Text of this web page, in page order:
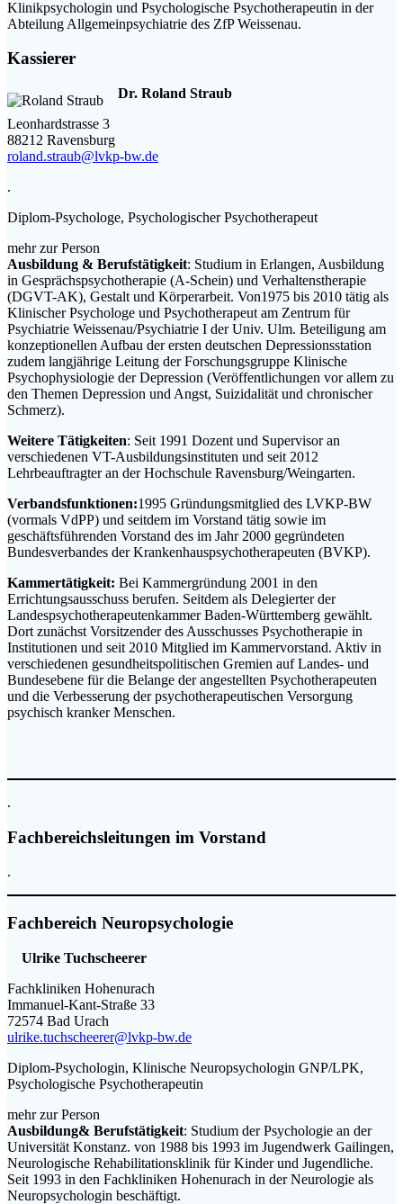
Klinikpsychologin und Psychologische Psychotherapeutin in der
Abteilung Allgemeinpsychiatrie des ZfP Weissenau.
Kassierer
Dr. Roland Straub
Leonhardstrasse 3
88212 Ravensburg
roland.straub@lvkp-bw.de
.
Diplom-Psychologe, Psychologischer Psychotherapeut
mehr zur Person
Ausbildung & Berufstätigkeit: Studium in Erlangen, Ausbildung
in Gesprächspsychotherapie (A-Schein) und Verhaltenstherapie
(DGVT-AK), Gestalt und Körperarbeit. Von1975 bis 2010 tätig als
Klinischer Psychologe und Psychotherapeut am Zentrum für
Psychiatrie Weissenau/Psychiatrie I der Univ. Ulm. Beteiligung am
konzeptionellen Aufbau der ersten deutschen Depressionsstation
zudem langjährige Leitung der Forschungsgruppe Klinische
Psychophysiologie der Depression (Veröffentlichungen vor allem zu
den Themen Depression und Angst, Suizidalität und chronischer
Schmerz).
Weitere Tätigkeiten: Seit 1991 Dozent und Supervisor an
verschiedenen VT-Ausbildungsinstituten und seit 2012
Lehrbeauftragter an der Hochschule Ravensburg/Weingarten.
Verbandsfunktionen:1995 Gründungsmitglied des LVKP-BW
(vormals VdPP) und seitdem im Vorstand tätig sowie im
geschäftsführenden Vorstand des im Jahr 2000 gegründeten
Bundesverbandes der Krankenhauspsychotherapeuten (BVKP).
Kammertätigkeit: Bei Kammergründung 2001 in den
Errichtungsausschuss berufen. Seitdem als Delegierter der
Landespsychotherapeutenkammer Baden-Württemberg gewählt.
Dort zunächst Vorsitzender des Ausschusses Psychotherapie in
Institutionen und seit 2010 Mitglied im Kammervorstand. Aktiv in
verschiedenen gesundheitspolitischen Gremien auf Landes- und
Bundesebene für die Belange der angestellten Psychotherapeuten
und die Verbesserung der psychotherapeutischen Versorgung
psychisch kranker Menschen.
.
Fachbereichsleitungen im Vorstand
.
Fachbereich Neuropsychologie
Ulrike Tuchscheerer
Fachkliniken Hohenurach
Immanuel-Kant-Straße 33
72574 Bad Urach
ulrike.tuchscheerer@lvkp-bw.de
Diplom-Psychologin, Klinische Neuropsychologin GNP/LPK,
Psychologische Psychotherapeutin
mehr zur Person
Ausbildung& Berufstätigkeit: Studium der Psychologie an der
Universität Konstanz. von 1988 bis 1993 im Jugendwerk Gailingen,
Neurologische Rehabilitationsklinik für Kinder und Jugendliche.
Seit 1993 in den Fachkliniken Hohenurach in der Neurologie als
Neuropsychologin beschäftigt.